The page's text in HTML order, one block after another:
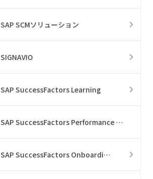
SAP SCMソリューション
SIGNAVIO
SAP SuccessFactors Learning
SAP SuccessFactors Performance & Goals
SAP SuccessFactors Onboarding